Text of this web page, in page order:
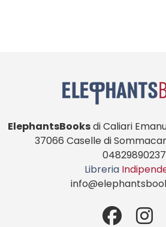
ElephantsBooksdi Caliari
37066 Caselle di
04829890237
Libreria